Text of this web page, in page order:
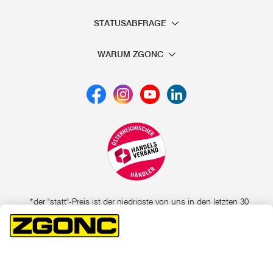
STATUSABFRAGE
WARUM ZGONC
*der "statt"-Preis ist der niedrigste von uns in den letzten 30
Tagen vor Beginn dieser Aktion verlangte Preis
unter den UVP Preisen auf dieser Website sind die
unverbindlich empfohlenen Listenpreise unserer Lieferanten